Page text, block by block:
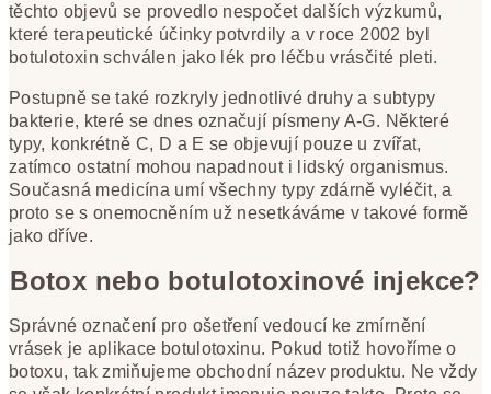
těchto objevů se provedlo nespočet dalších výzkumů,
které terapeutické účinky potvrdily a v roce 2002 byl
botulotoxin schválen jako lék pro léčbu vrásčité pleti.
Postupně se také rozkryly jednotlivé druhy a subtypy
bakterie, které se dnes označují písmeny A-G. Některé
typy, konkrétně C, D a E se objevují pouze u zvířat,
zatímco ostatní mohou napadnout i lidský organismus.
Současná medicína umí všechny typy zdárně vyléčit, a
proto se s onemocněním už nesetkáváme v takové formě
jako dříve.
Botox nebo botulotoxinové injekce?
Správné označení pro ošetření vedoucí ke zmírnění
vrásek je aplikace botulotoxinu. Pokud totiž hovoříme o
botoxu, tak zmiňujeme obchodní název produktu. Ne vždy